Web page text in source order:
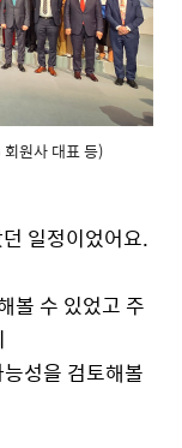
원사 대표 등)
일정이었어요.
볼 수 있었고 주
성을 검토해볼